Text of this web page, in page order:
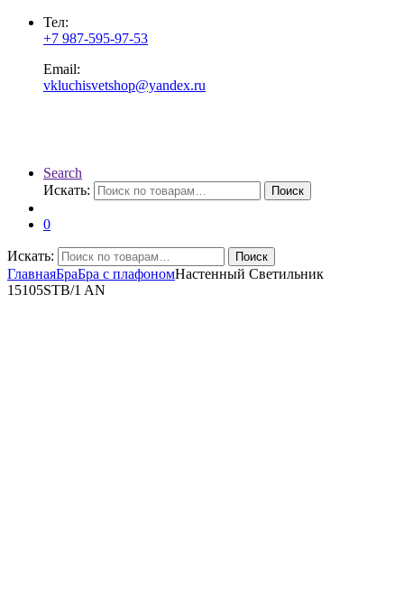
Тел:
+7 987-595-97-53
Email:
vkluchisvetshop@yandex.ru
Search
Искать:
Поиск
0
Искать: Поиск
ГлавнаяБраБра с плафономНастенный Светильник
15105STB/1 AN